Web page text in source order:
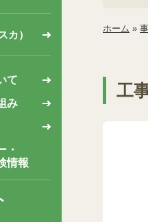
ホーム »
工
カ）
て
み
・
情報